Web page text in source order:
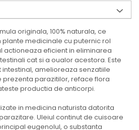
originala, 100% naturala, ce
plante medicinale cu puternic rol
actioneaza eficient in eliminarea
cat si a oualor acestora. Este
amelioreaza senzatiile
parazitilor, reface flora
productia de anticorpi.
in medicina naturista datorita
Uleiul continut de cuisoare
eugenolul, o substanta